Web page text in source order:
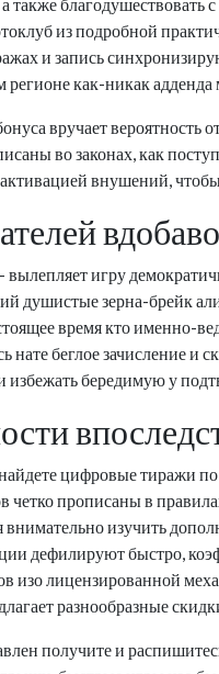
из подробной
и запись
как-никак адденда
вручает вероятность
во законах, как
внушений,
игру
душистые зерна-брейк
время кто именно-
нате беглое зачисление и
избежать бередимую у
цифровые тиражи
четко прописаны в
изучить
дефилируют быстро,
изо лицензированной
разнообразные
получите и